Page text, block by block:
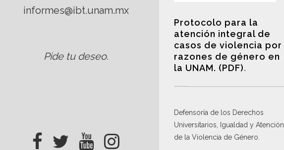
informes@ibt.unam.mx
Pide tu deseo.
Protocolo para la
atención integral de
casos de violencia por
razones de género en
la UNAM. (PDF).
Defensoría de los Derechos
Universitarios, Igualdad y Atención
de la Violencia de Género